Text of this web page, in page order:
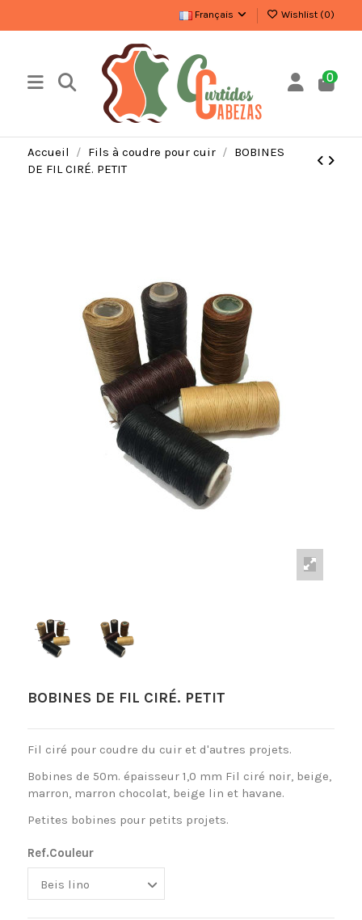
Français Wishlist (0)
0
Accueil Fils à coudre pour cuir
BOBINES
DE FIL CIRÉ. PETIT
BOBINES DE FIL CIRÉ. PETIT
Fil ciré pour coudre du cuir et d'autres projets.
Bobines de 50m. épaisseur 1,0 mm Fil ciré noir, beige,
marron, marron chocolat, beige lin et havane.
Petites bobines pour petits projets.
Ref.Couleur